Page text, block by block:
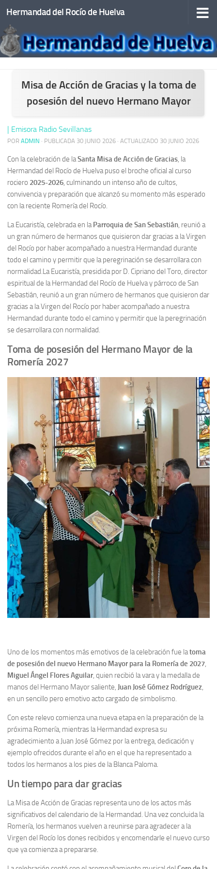
Saltar al contenido
Hermandad del Rocío de Huelva
Misa de Acción de Gracias y la toma de
posesión del nuevo Hermano Mayor
| Emisora Radio Sevillanas
POR ADMIN · PUBLICADA 30 JUNIO 2026 · ACTUALIZADO 30 JUNIO 2026
Con la celebración de laSanta Misa de Acción de Gracias, la
Hermandad del Rocío de Huelva puso el broche oficial al curso
rociero 2025-2026, culminando un intenso año de cultos,
convivencia y preparación que alcanzó su momento más esperado
con la reciente Romería del Rocío.
La Eucaristía, celebrada en laParroquia de San Sebastián, reunió a
un gran número de hermanos que quisieron dar gracias a la Virgen
del Rocío por haber acompañado a nuestra Hermandad durante
todo el camino y permitir que la peregrinación se desarrollara con
normalidad.La Eucaristía, presidida por D. Cipriano del Toro, director
espiritual de la Hermandad del Rocío de Huelva y párroco de San
Sebastián, reunió a un gran número de hermanos que quisieron dar
gracias a la Virgen del Rocío por haber acompañado a nuestra
Hermandad durante todo el camino y permitir que la peregrinación
se desarrollara con normalidad.
Toma de posesión del Hermano Mayor de la
Romería 2027
Uno de los momentos más emotivos de la celebración fue latoma
de posesión del nuevo Hermano Mayor para la Romería de 2027,
Miguel Ángel Flores Aguilar, quien recibió la vara y la medalla de
manos del Hermano Mayor saliente, Juan José Gómez Rodríguez,
en un sencillo pero emotivo acto cargado de simbolismo.
Con este relevo comienza una nueva etapa en la preparación de la
próxima Romería, mientras la Hermandad expresa su
agradecimiento a Juan José Gómez por la entrega, dedicación y
ejemplo ofrecidos durante el año en el que ha representado a
todos los hermanos a los pies de la Blanca Paloma.
Un tiempo para dar gracias
La Misa de Acción de Gracias representa uno de los actos más
significativos del calendario de la Hermandad. Una vez concluida la
Romería, los hermanos vuelven a reunirse para agradecer a la
Virgen del Rocío los dones recibidos y encomendarle el nuevo curso
que ya comienza a prepararse.